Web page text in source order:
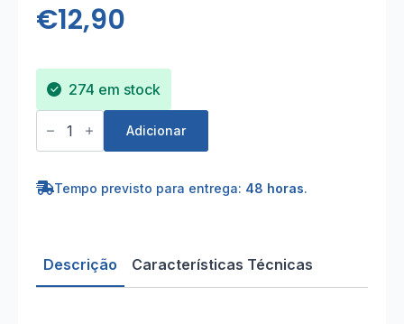
€12,90
274 em stock
Quantidade
de
Carregador
2USB
Adicionar
Tempo previsto para entrega: 48 horas.
Descrição Características Técnicas